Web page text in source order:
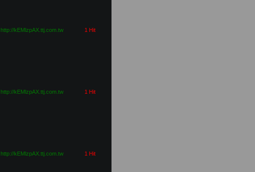
http://kEMlzpAX.ttj.com.tw 1 Hit
http://kEMlzpAX.ttj.com.tw 1 Hit
http://kEMlzpAX.ttj.com.tw 1 Hit